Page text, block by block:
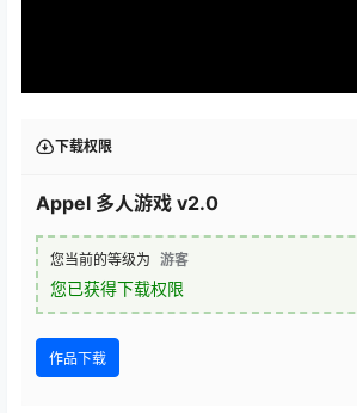
下载权限
Appel 多人游戏 v2.0
您当前的等级为 游客
您已获得下载权限
作品下载